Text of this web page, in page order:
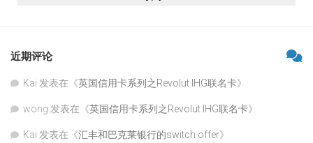
近期评论
Kai 发表在《英国信用卡系列之Revolut IHG联名卡》
wong 发表在《英国信用卡系列之Revolut IHG联名卡》
Kai 发表在《汇丰和巴克莱银行的switch offer》